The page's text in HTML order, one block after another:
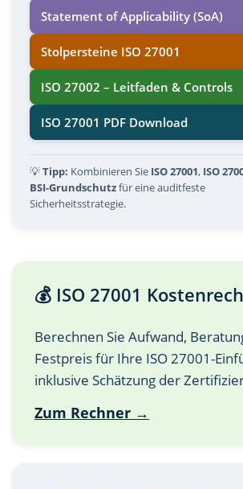
Statement of Applicability (SoA)
Stolpersteine ISO 27001
ISO 27002 – Leitfaden & Controls
ISO 27001 PDF Download
💡Tipp: Kombinieren Sie ISO 27001, ISO
BSI-Grundschutzfür eine auditfeste
Sicherheitsstrategie.
💰 ISO 27001
Berechnen Sie Aufwand,
Festpreis für Ihre ISO 27001-
inklusive Schätzung der
Zum Rechner →